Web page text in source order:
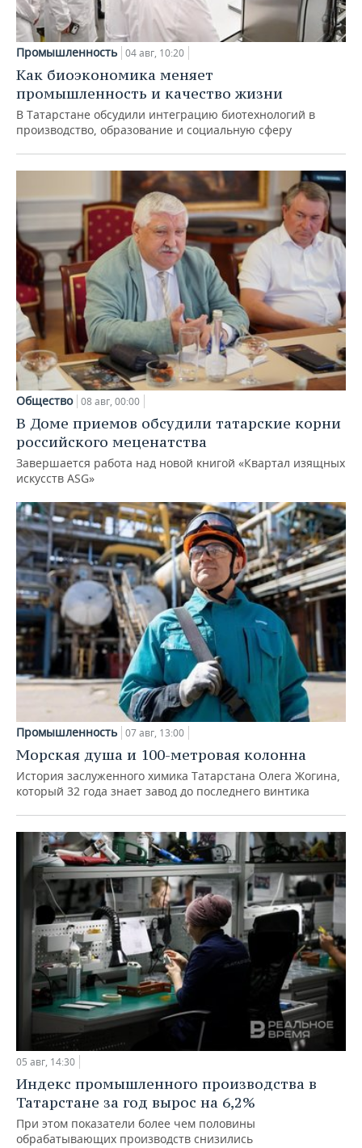
Промышленность 04 авг, 10:20
Как биоэкономика меняет
промышленность и качество жизни
В Татарстане обсудили интеграцию биотехнологий в
производство, образование и социальную сферу
Общество 08 авг, 00:00
В Доме приемов обсудили татарские корни
российского меценатства
Завершается работа над новой книгой «Квартал изящных
искусств ASG»
Промышленность 07 авг, 13:00
Морская душа и 100-метровая колонна
История заслуженного химика Татарстана Олега Жогина,
который 32 года знает завод до последнего винтика
05 авг, 14:30
Индекс промышленного производства в
Татарстане за год вырос на 6,2%
При этом показатели более чем половины
обрабатывающих производств снизились